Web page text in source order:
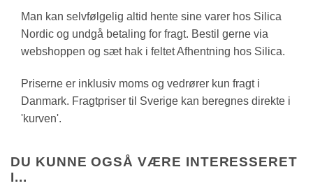
Man kan selvfølgelig altid hente sine varer hos Silica
Nordic og undgå betaling for fragt. Bestil gerne via
webshoppen og sæt hak i feltet Afhentning hos Silica.
Priserne er inklusiv moms og vedrører kun fragt i
Danmark. Fragtpriser til Sverige kan beregnes direkte i
'kurven'.
DU KUNNE OGSÅ VÆRE INTERESSERET
I...